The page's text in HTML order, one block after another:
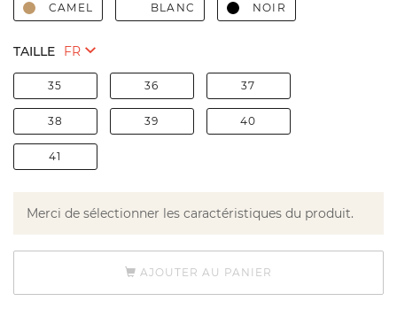
CAMEL BLANC NOIR
TAILLE
35 36 37
38 39 40
41
Merci de sélectionner les caractéristiques du produit.
AJOUTER AU PANIER